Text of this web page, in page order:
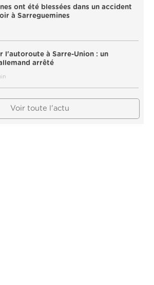
ont été blessées dans un accident
à Sarreguemines
l'autoroute à Sarre-Union : un
arrêté
Voir toute l'actu